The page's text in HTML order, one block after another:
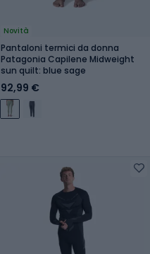
Novità
Pantaloni termici da donna
Patagonia Capilene Midweight
sun quilt: blue sage
92,99 €